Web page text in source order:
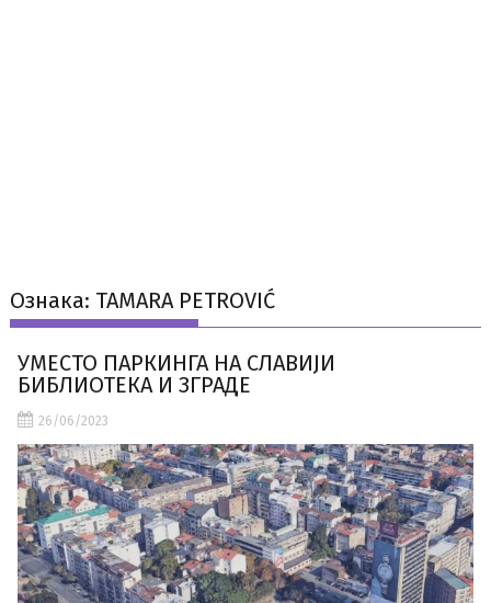
Ознака: TAMARA PETROVIĆ
УМЕСТО ПАРКИНГА НА СЛАВИЈИ
БИБЛИОТЕКА И ЗГРАДЕ
26/06/2023